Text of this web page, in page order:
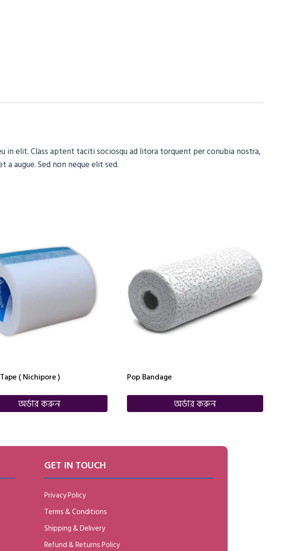
in elit. Class aptent taciti sociosqu ad litora torquent per conubia nostra,
augue. Sed non neque elit sed.
( Nichipore )
অর্ডার করুন
Pop Bandage
অর্ডার করুন
GET IN TOUCH
Privacy Policy
Terms & Conditions
Shipping & Delivery
Refund & Returns Policy